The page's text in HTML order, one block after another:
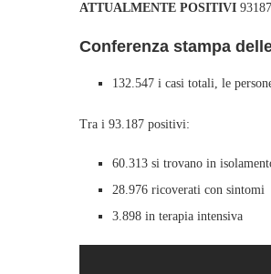
ATTUALMENTE POSITIVI 93187
Conferenza stampa
132.547 i casi totali, le
Tra i 93.187 positivi:
60.313 si trovano in
28.976 ricoverati con sintomi
3.898 in terapia intensiva